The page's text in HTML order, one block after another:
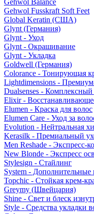
Gehwol Balance
Gehwol Fusskraft Soft Feet
Global Keratin (США)
Glynt (Германия)
Glynt - Уход
Glynt - Окрашивание
Glynt - Укладка
Goldwell (Германия)
Colorance - Тонирующая
Lightdimensions -
Dualsenses - Комплексный
Elixir -
Elumen - Краска для волос
Elumen Care - Уход за
Evolution - Нейтральная
Kerasilk - Премиальный
Men Reshade - Экспресс-
New Blonde - Экспресс
Stylesign - Стайлинг
System -
Topchic - Стойкая крем-
Greymy (Швейцария)
Shine - Свет и блеск
Style - Средства укладки